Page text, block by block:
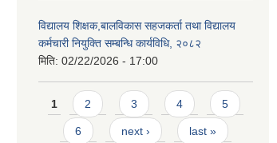
विद्यालय शिक्षक,बालविकास सहजकर्ता तथा विद्यालय
कर्मचारी नियुक्ति सम्बन्धि कार्यविधि, २०८२
मिति: 02/22/2026 - 17:00
Pages
1 2 3 4 5
6 next › last »